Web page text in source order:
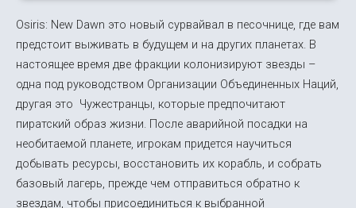
Osiris: New Dawn это новый сурвайвал в песочнице, где вам
предстоит выживать в будущем и на других планетах. В
настоящее время две фракции колонизируют звезды –
одна под руководством Организации Объединенных Наций,
другая это Чужестранцы, которые предпочитают
пиратский образ жизни. После аварийной посадки на
необитаемой планете, игрокам придется научиться
добывать ресурсы, восстановить их корабль, и собрать
базовый лагерь, прежде чем отправиться обратно к
звездам, чтобы присоединиться к выбранной